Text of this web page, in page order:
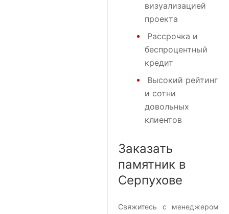
визуализацией
проекта
Рассрочка и
беспроцентный
кредит
Высокий рейтинг
и сотни
довольных
клиентов
Заказать
памятник в
Серпухове
Свяжитесь с менеджером